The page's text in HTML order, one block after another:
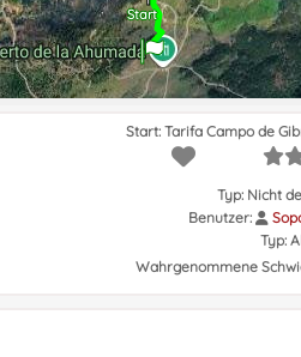
Start
Start: Tarifa Campo de
Typ: Nicht
Benutzer:
Typ:
Wahrgenommene